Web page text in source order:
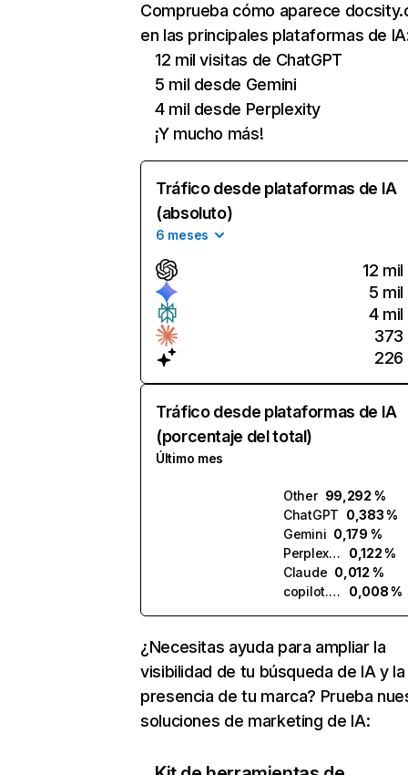
Comprueba cómo aparece
en las principales plataformas de
12 mil visitas de ChatGPT
5 mil desde Gemini
4 mil desde Perplexity
¡Y mucho más!
Tráfico desde plataformas de IA
(absoluto)
6 meses
12 mil
5 mil
4 mil
373
226
Tráfico desde plataformas de IA
(porcentaje del total)
Último mes
Other 99,292 %
ChatGPT 0,383 %
Gemini 0,179 %
Perplexity
0,122 %
Claude 0,012 %
copilot.microsoft.com
0,008 %
¿Necesitas ayuda para ampliar la
visibilidad de tu búsqueda de IA y la
presencia de tu marca? Prueba
soluciones de marketing de IA: